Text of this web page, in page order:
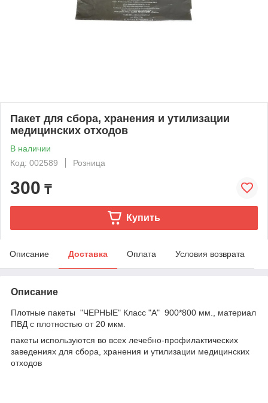
Пакет для сбора, хранения и утилизации
медицинских отходов
В наличии
Код: 002589
Розница
300 ₸
Купить
Описание Доставка Оплата Условия возврата
Описание
Плотные пакеты "ЧЕРНЫЕ" Класс "А" 900*800 мм., материал
ПВД с плотностью от 20 мкм.
пакеты используются во всех лечебно-профилактических
заведениях для сбора, хранения и утилизации медицинских
отходов